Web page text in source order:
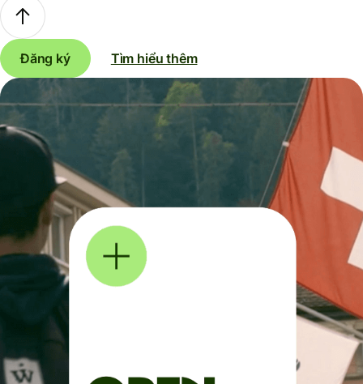
Đăng ký Tìm hiểu thêm